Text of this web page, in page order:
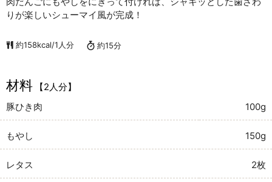
りが楽しいシューマイ風が完成！
約158kcal/1人分 約15分
材料
【2人分】
豚ひき肉
100g
もやし 150g
レタス 2枚